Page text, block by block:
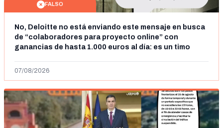
FALSO
No, Deloitte no está enviando este mensaje en busca
de “colaboradores para proyecto online” con
ganancias de hasta 1.000 euros al día: es un timo
07/08/2026